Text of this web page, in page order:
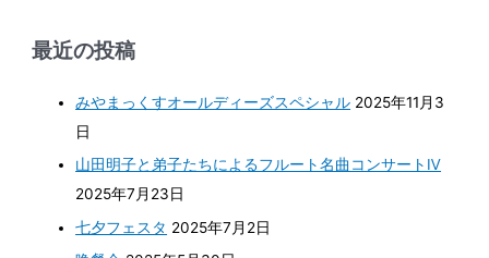
最近の投稿
みやまっくすオールディーズスペシャル 2025年11月3
日
山田明子と弟子たちによるフルート名曲コンサートⅣ
2025年7月23日
七夕フェスタ 2025年7月2日